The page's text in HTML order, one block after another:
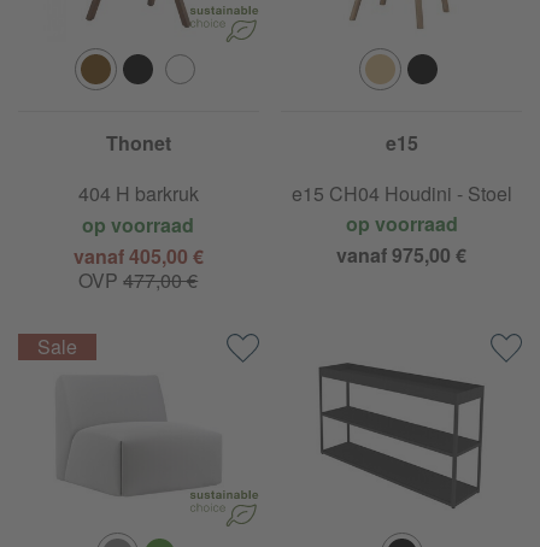
Thonet
404 H barkruk
op voorraad
vanaf 405,00 €
OVP477,00 €
e15
e15 CH04 Houdini - Stoel
op voorraad
vanaf 975,00 €